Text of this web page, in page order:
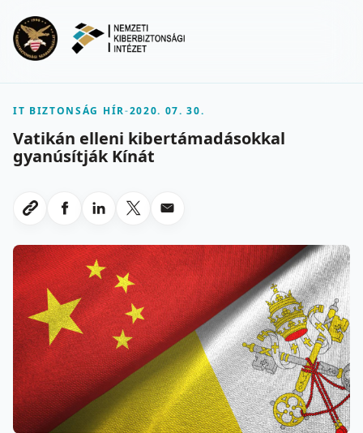
IT BIZTONSÁG HÍR-2020. 07. 30.
Vatikán elleni kibertámadásokkal
gyanúsítják Kínát
Link masolasa
Megosztas Facebookon
Megosztas LinkedInen
Megosztas X-en
Megosztas emailben